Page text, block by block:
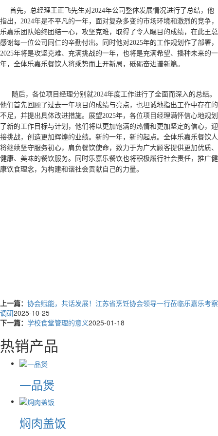
首先，总经理王正飞先生对2024年公司整体发展情况进行了总结，他
指出，2024年是不平凡的一年，面对复杂多变的市场环境和激烈的竞争，
乐嘉乐团队始终团结一心，攻坚克难，取得了令人瞩目的成绩，在此王总
感谢每一位公司同仁的辛勤付出。同时他对2025年的工作规划作了部署，
2025年将是攻坚克难、充满挑战的一年，也将是充满希望、播种未来的一
年，全体乐嘉乐餐饮人将乘势而上开新局，砥砺奋进谱新篇。
随后，各位项目经理分别就2024年度工作进行了全面而深入的总结。
他们首先回顾了过去一年项目的成绩与亮点，也坦诚地指出工作中存在的
不足，并提出具体改进措施。展望2025年，各位项目经理满怀信心地规划
了新的工作目标与计划，他们将以更加饱满的热情和更加坚定的信心，迎
接挑战，创造更加辉煌的业绩。 新的一年，新的起点。全体乐嘉乐餐饮人
将继续坚守服务初心，肩负餐饮使命，致力于为广大顾客提供更加优质、
健康、美味的餐饮服务。同时乐嘉乐餐饮也将积极履行社会责任，推广健
康饮食理念，为构建和谐社会贡献自己的力量。
上一篇： 协会赋能，共话发展！江苏省烹饪协会领导一行莅临乐嘉乐考察
调研2025-10-25
下一篇： 学校食堂管理的意义2025-01-18
热销产品
一品煲
焖肉盖饭